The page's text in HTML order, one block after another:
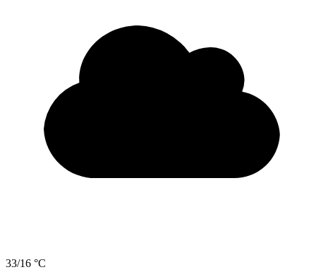
33/16 °C